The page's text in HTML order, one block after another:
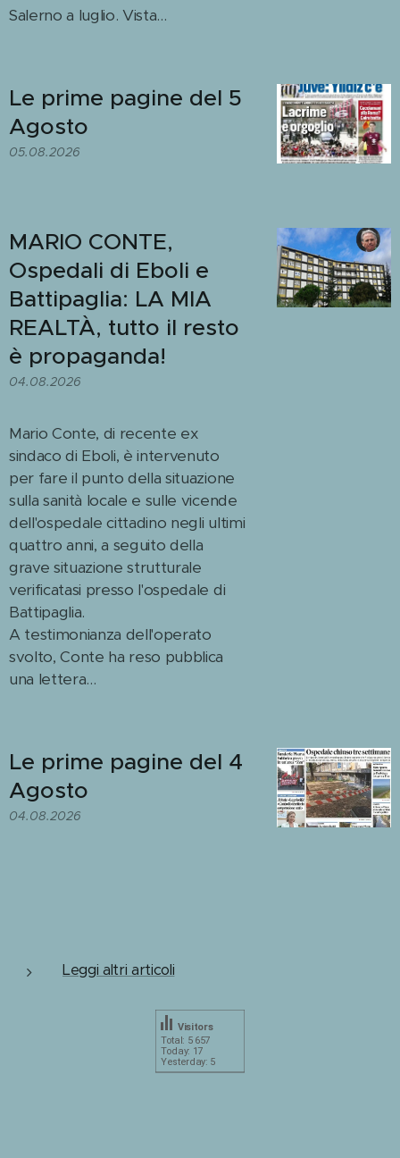
Salerno a luglio. Vista...
Le prime pagine del 5
Agosto
05.08.2026
MARIO CONTE,
Ospedali di Eboli e
Battipaglia: LA MIA
REALTÀ, tutto il resto
è propaganda!
04.08.2026
Mario Conte, di recente ex
sindaco di Eboli, è intervenuto
per fare il punto della situazione
sulla sanità locale e sulle vicende
dell'ospedale cittadino negli ultimi
quattro anni, a seguito della
grave situazione strutturale
verificatasi presso l'ospedale di
Battipaglia.
A testimonianza dell'operato
svolto, Conte ha reso pubblica
una lettera...
Le prime pagine del 4
Agosto
04.08.2026
Leggi altri articoli
Total: 5 657
Today: 17
Yesterday: 5
Visitors